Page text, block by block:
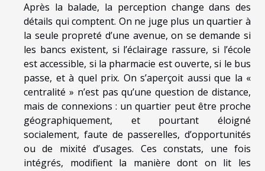
Après la balade, la perception change dans des
détails qui comptent. On ne juge plus un quartier à
la seule propreté d’une avenue, on se demande si
les bancs existent, si l’éclairage rassure, si l’école
est accessible, si la pharmacie est ouverte, si le bus
passe, et à quel prix. On s’aperçoit aussi que la «
centralité » n’est pas qu’une question de distance,
mais de connexions : un quartier peut être proche
géographiquement, et pourtant éloigné
socialement, faute de passerelles, d’opportunités
ou de mixité d’usages. Ces constats, une fois
intégrés, modifient la manière dont on lit les